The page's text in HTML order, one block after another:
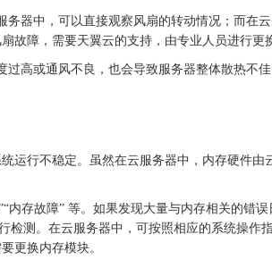
器中，可以直接观察风扇的转动情况；而在
故障，需要天翼云的支持，由专业人员进行更
过高或通风不良，也会导致服务器整体散热不
运行不稳定。虽然在云服务器中，内存硬件
内存故障” 等。如果发现大量与内存相关的错
检测。在云服务器中，可按照相应的系统操
更换内存模块。